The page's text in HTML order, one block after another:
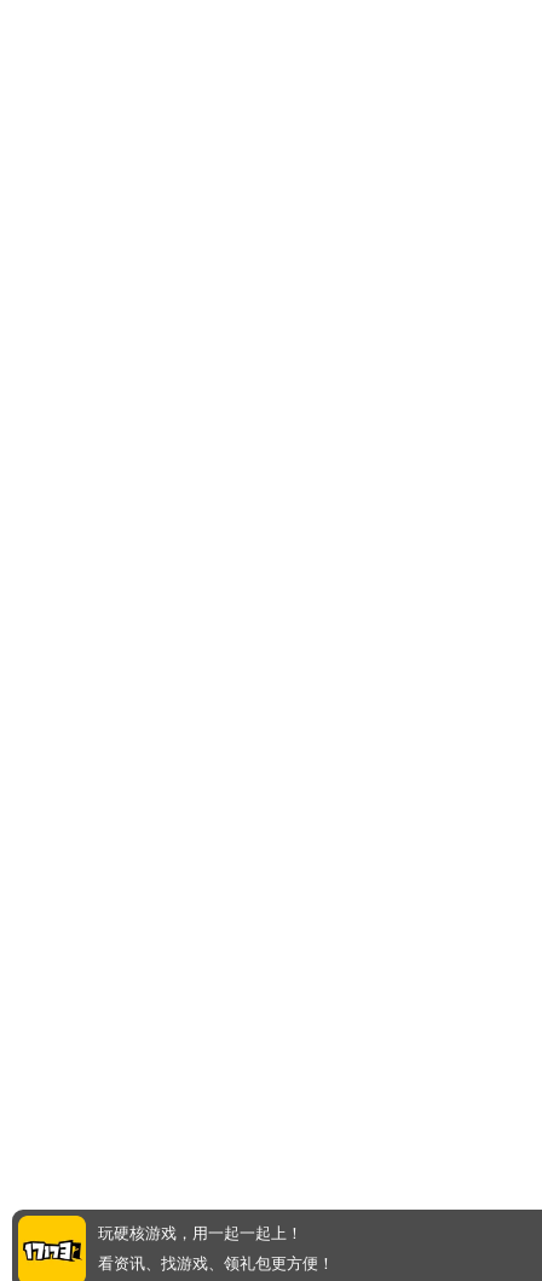
玩硬核游戏，用一起一起上！
看资讯、找游戏、领礼包更方便！